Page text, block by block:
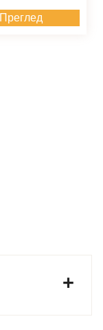
Преглед